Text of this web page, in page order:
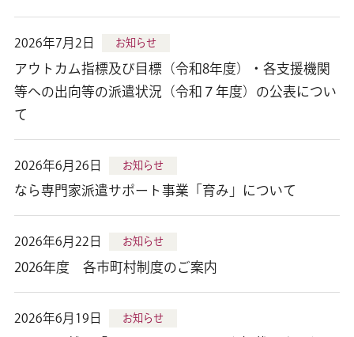
2026年7月2日 お知らせ
アウトカム指標及び目標（令和8年度）・各支援機関
等への出向等の派遣状況（令和７年度）の公表につい
て
2026年6月26日 お知らせ
なら専門家派遣サポート事業「育み」について
2026年6月22日 お知らせ
2026年度 各市町村制度のご案内
2026年6月19日 お知らせ